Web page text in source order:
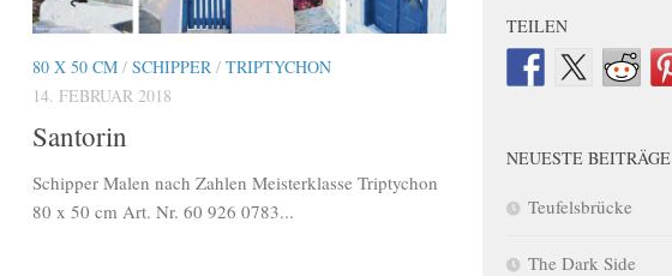
80 X 50 CM / SCHIPPER / TRIPTYCHON
14. FEBRUAR 2018
Santorin
Schipper Malen nach Zahlen Meisterklasse Triptychon
80 x 50 cm Art. Nr. 60 926 0783...
TEILEN
NEUESTE BEITRÄGE
Teufelsbrücke
The Dark Side